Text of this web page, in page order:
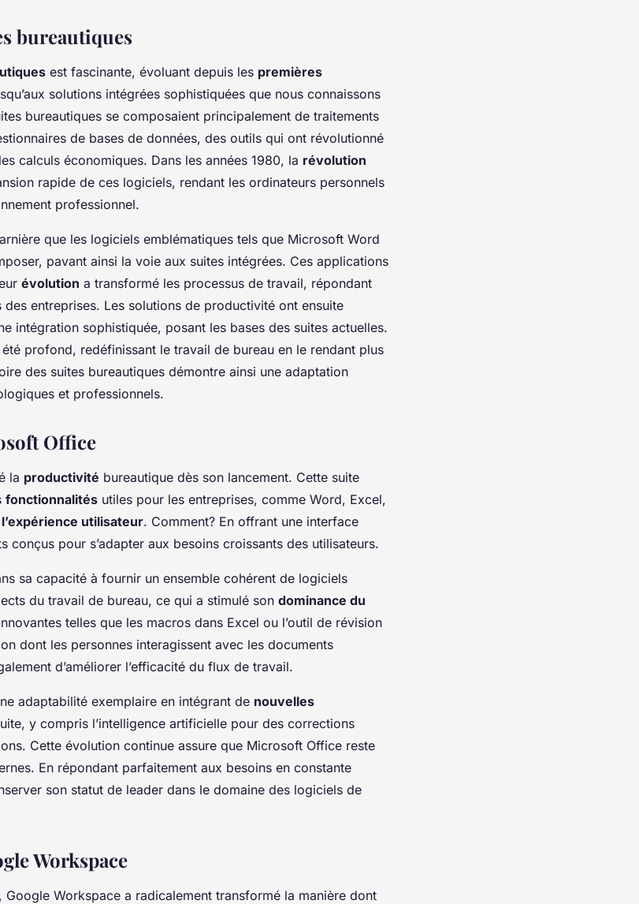
bureautiques
est fascinante, évoluant depuis les premières
solutions intégrées sophistiquées que nous connaissons
bureautiques se composaient principalement de traitements
de bases de données, des outils qui ont révolutionné
calculs économiques. Dans les années 1980, la révolution
rapide de ces logiciels, rendant les ordinateurs personnels
professionnel.
que les logiciels emblématiques tels que Microsoft Word
pavant ainsi la voie aux suites intégrées. Ces applications
évolution a transformé les processus de travail, répondant
entreprises. Les solutions de productivité ont ensuite
intégration sophistiquée, posant les bases des suites actuelles.
profond, redéfinissant le travail de bureau en le rendant plus
des suites bureautiques démontre ainsi une adaptation
et professionnels.
Office
la productivité bureautique dès son lancement. Cette suite
fonctionnalités utiles pour les entreprises, comme Word, Excel,
l’expérience utilisateur. Comment? En offrant une interface
conçus pour s’adapter aux besoins croissants des utilisateurs.
sa capacité à fournir un ensemble cohérent de logiciels
du travail de bureau, ce qui a stimulé son dominance du
telles que les macros dans Excel ou l’outil de révision
dont les personnes interagissent avec les documents
d’améliorer l’efficacité du flux de travail.
adaptabilité exemplaire en intégrant de nouvelles
y compris l’intelligence artificielle pour des corrections
Cette évolution continue assure que Microsoft Office reste
En répondant parfaitement aux besoins en constante
son statut de leader dans le domaine des logiciels de
Workspace
, Google Workspace a radicalement transformé la manière dont